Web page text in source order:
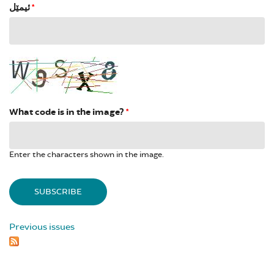
*
What code is in the image? *
Enter the characters shown in the image.
Previous issues